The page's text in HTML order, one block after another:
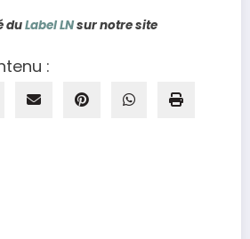
duLabel LNsur notre site
: